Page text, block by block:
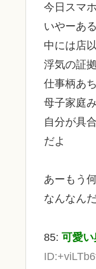
今日スマ
いやーあ
中には店
浮気の証
仕事柄あ
母子家庭
自分が具
だよ
あーもう
なんなん
85: 可愛